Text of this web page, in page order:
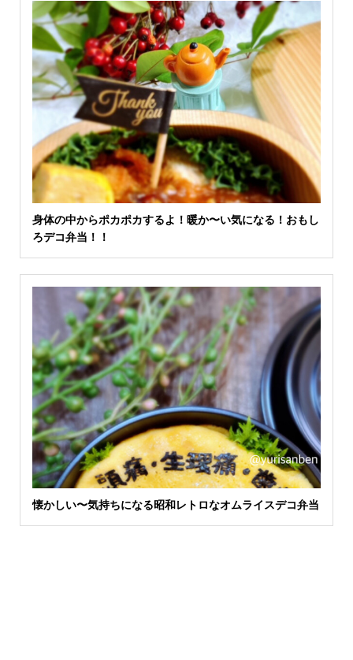
身体の中からポカポカするよ！暖か〜い気になる！おもし
ろデコ弁当！！
懐かしい〜気持ちになる昭和レトロなオムライスデコ弁当